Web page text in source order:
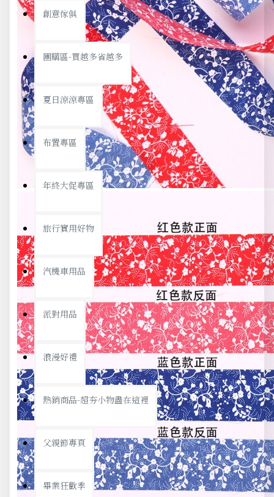
創意傢俱
團購區-買越多省越多
夏日涼涼專區
布置專區
年終大促專區
旅行實用好物
汽機車用品
派對用品
浪漫好禮
熱銷商品-超夯小物盡在這裡
父親節專頁
畢業狂歡季